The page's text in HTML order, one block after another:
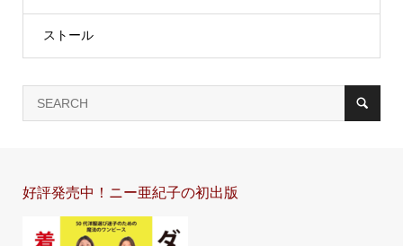
ストール
好評発売中！ニー亜紀子の初出版